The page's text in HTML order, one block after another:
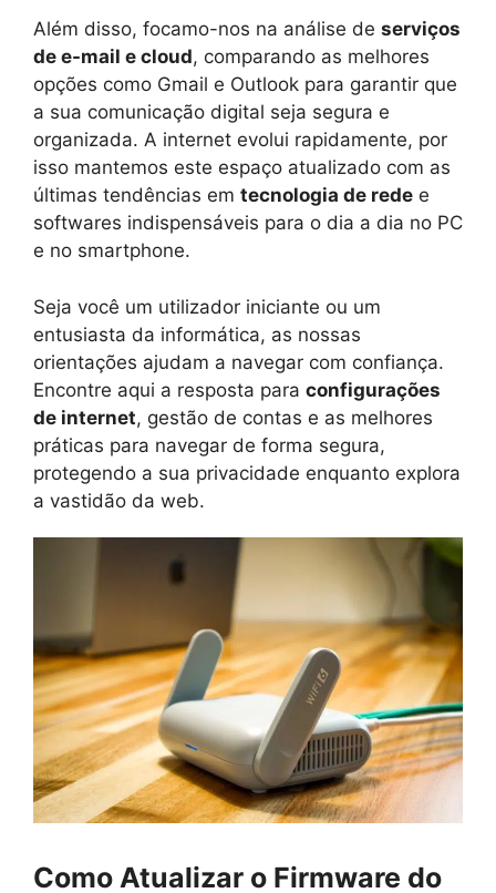
Além disso, focamo-nos na análise de serviços
de e-mail e cloud, comparando as melhores
opções como Gmail e Outlook para garantir que
a sua comunicação digital seja segura e
organizada. A internet evolui rapidamente, por
isso mantemos este espaço atualizado com as
últimas tendências em tecnologia de rede e
softwares indispensáveis para o dia a dia no PC
e no smartphone.
Seja você um utilizador iniciante ou um
entusiasta da informática, as nossas
orientações ajudam a navegar com confiança.
Encontre aqui a resposta para configurações
de internet, gestão de contas e as melhores
práticas para navegar de forma segura,
protegendo a sua privacidade enquanto explora
a vastidão da web.
Como Atualizar o Firmware do